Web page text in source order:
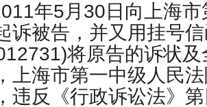
年5月30日向上海
诉被告，并又用挂号
将原告的诉状
上海市第一中级人民
违反《行政诉讼法》